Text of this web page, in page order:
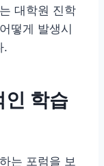
대학원 진학
떻게 발생시
.
인 학습
는 포럼을 보